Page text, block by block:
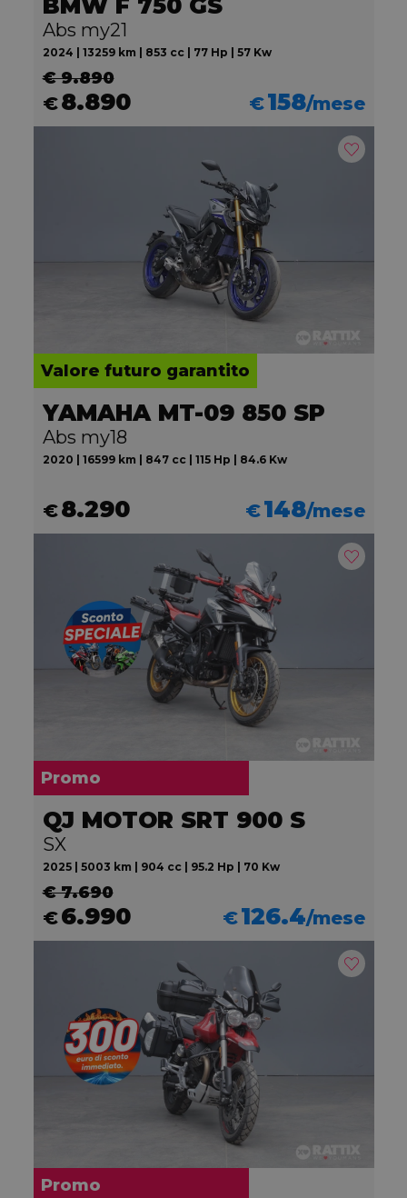
BMW F 750 GS
Abs my21
2024 | 13259 km | 853 cc | 77 Hp | 57 Kw
€ 9.890
€8.890 €158/mese
Valore futuro garantito
YAMAHA MT-09 850 SP
Abs my18
2020 | 16599 km | 847 cc | 115 Hp | 84.6 Kw
€8.290 €148/mese
Promo
QJ MOTOR SRT 900 S
SX
2025 | 5003 km | 904 cc | 95.2 Hp | 70 Kw
€ 7.690
€6.990 €126.4/mese
Promo